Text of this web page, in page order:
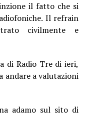
il fatto che si
Il refrain
civilmente e
di Radio Tre di ieri,
andare a valutazioni
adamo sul sito di